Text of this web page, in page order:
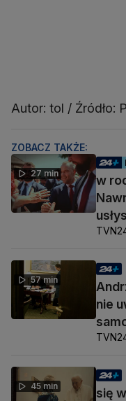
Autor: tol / Źródło:
ZOBACZ TAKŻE:
27 min
w
57 min
nie
45 min
się